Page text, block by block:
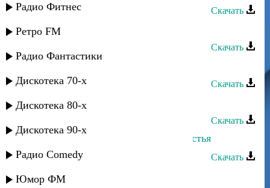
Радио Фитнес
Ретро FM
Радио Фантастики
Дискотека 70-х
Дискотека 80-х
Дискотека 90-х
Радио Comedy
Юмор ФМ
Скачать
Габибат Буттаева - Вай аман
Скачать
Габибат Буттаева - Боль души
Скачать
Габибат Буттаева - Матери
Скачать
Габибат Буттаева - Мгновение счастья
Скачать
Габибат Буттаева - Мечта